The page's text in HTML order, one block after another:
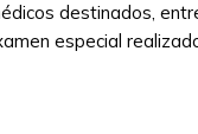
destinados,
especial